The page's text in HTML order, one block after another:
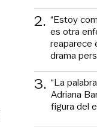
2. “Estoy
es otra
reaparece
drama
3. “La
Adriana
figura del